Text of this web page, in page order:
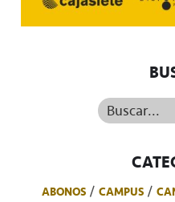
Buscar...
ABONOS CAMPUS